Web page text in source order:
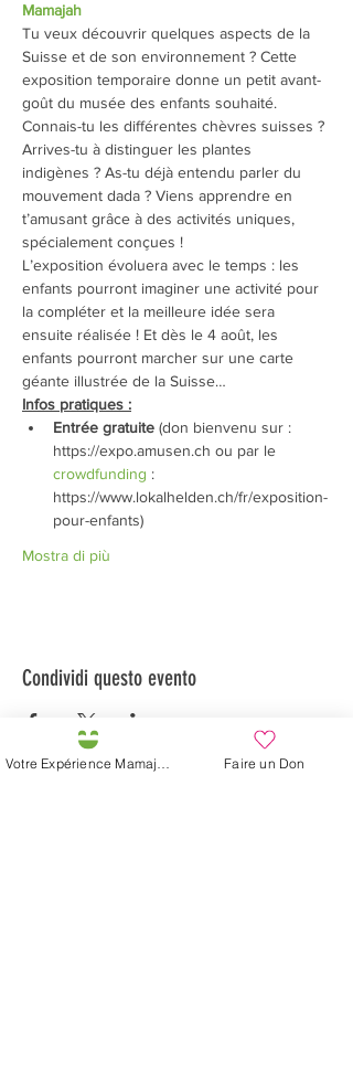
Mamajah
Tu veux découvrir quelques aspects de la
Suisse et de son environnement ? Cette
exposition temporaire donne un petit avant-
goût du musée des enfants souhaité.
Connais-tu les différentes chèvres suisses ?
Arrives-tu à distinguer les plantes
indigènes ? As-tu déjà entendu parler du
mouvement dada ? Viens apprendre en
t’amusant grâce à des activités uniques,
spécialement conçues !
L’exposition évoluera avec le temps : les
enfants pourront imaginer une activité pour
la compléter et la meilleure idée sera
ensuite réalisée ! Et dès le 4 août, les
enfants pourront marcher sur une carte
géante illustrée de la Suisse…
Infos pratiques :
Entrée gratuite (don bienvenu sur :
https://expo.amusen.ch ou par le
crowdfunding :
https://www.lokalhelden.ch/fr/exposition-
pour-enfants)
Mostra di più
Condividi questo evento
Faire un Don